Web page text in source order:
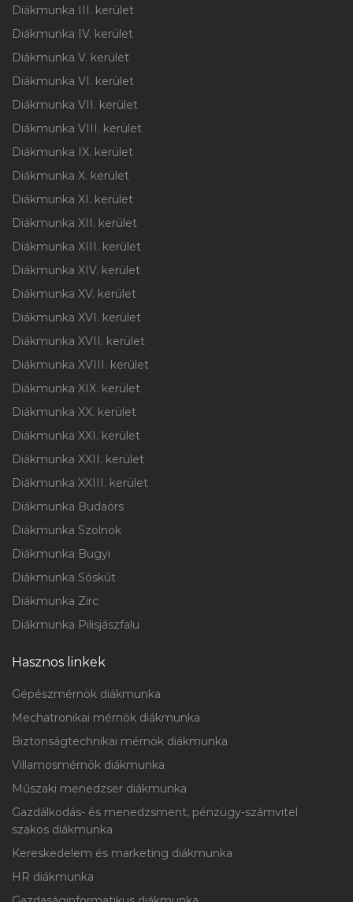
Diákmunka III. kerület
Diákmunka IV. kerület
Diákmunka V. kerület
Diákmunka VI. kerület
Diákmunka VII. kerület
Diákmunka VIII. kerület
Diákmunka IX. kerület
Diákmunka X. kerület
Diákmunka XI. kerület
Diákmunka XII. kerület
Diákmunka XIII. kerület
Diákmunka XIV. kerület
Diákmunka XV. kerület
Diákmunka XVI. kerület
Diákmunka XVII. kerület
Diákmunka XVIII. kerület
Diákmunka XIX. kerület
Diákmunka XX. kerület
Diákmunka XXI. kerület
Diákmunka XXII. kerület
Diákmunka XXIII. kerület
Diákmunka Budaörs
Diákmunka Szolnok
Diákmunka Bugyi
Diákmunka Sóskút
Diákmunka Zirc
Diákmunka Pilisjászfalu
Hasznos linkek
Gépészmérnök diákmunka
Mechatronikai mérnök diákmunka
Biztonságtechnikai mérnök diákmunka
Villamosmérnök diákmunka
Műszaki menedzser diákmunka
Gazdálkodás- és menedzsment, pénzügy-számvitel
szakos diákmunka
Kereskedelem és marketing diákmunka
HR diákmunka